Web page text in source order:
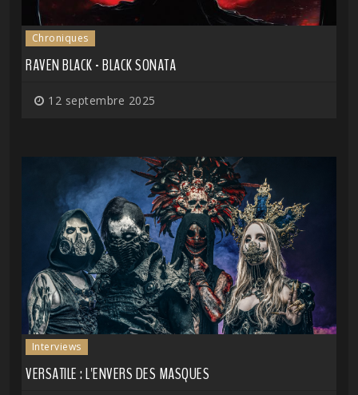
Chroniques
RAVEN BLACK - BLACK SONATA
12 septembre 2025
Interviews
VERSATILE : L'ENVERS DES MASQUES